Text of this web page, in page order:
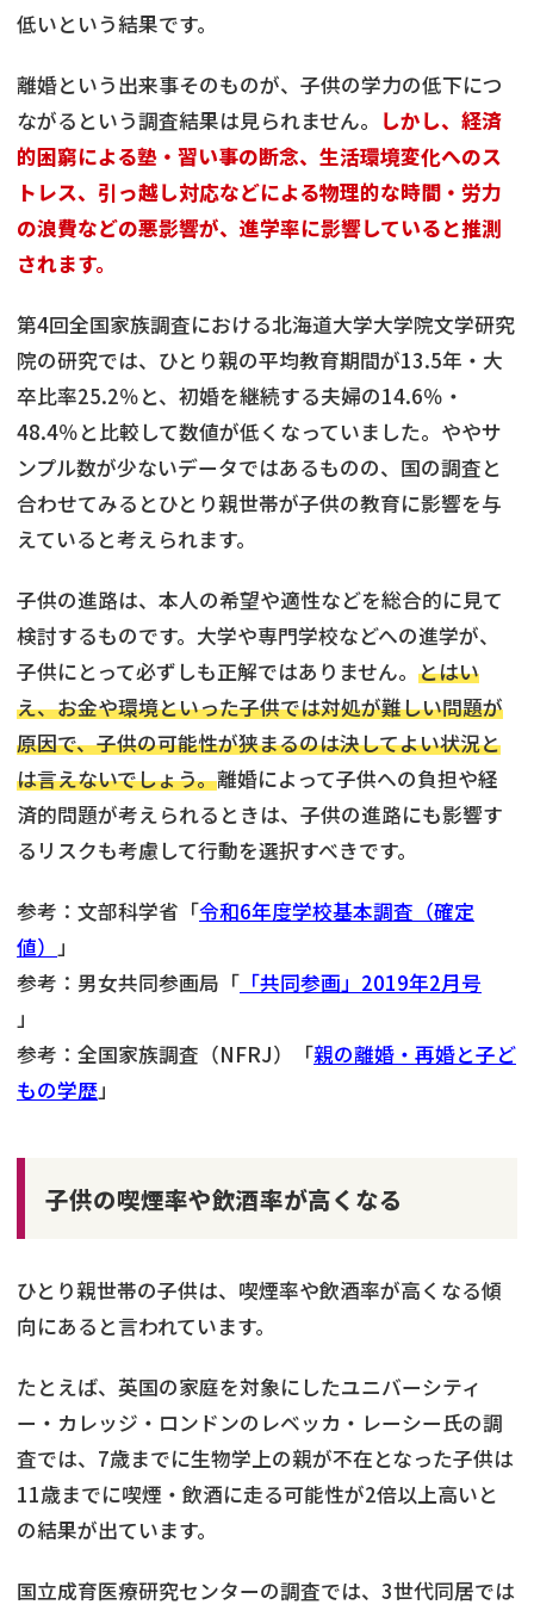
低いという結果です。
離婚という出来事そのものが、子供の学力の低下につ
ながるという調査結果は見られません。 しかし、経済
的困窮による塾・習い事の断念、生活環境変化へのス
トレス、引っ越し対応などによる物理的な時間・労力
の浪費などの悪影響が、進学率に影響していると推測
されます。
第4回全国家族調査における北海道大学大学院文学研究
院の研究では、ひとり親の平均教育期間が13.5年・大
卒比率25.2％と、初婚を継続する夫婦の14.6％・
48.4％と比較して数値が低くなっていました。ややサ
ンプル数が少ないデータではあるものの、国の調査と
合わせてみるとひとり親世帯が子供の教育に影響を与
えていると考えられます。
子供の進路は、本人の希望や適性などを総合的に見て
検討するものです。大学や専門学校などへの進学が、
子供にとって必ずしも正解ではありません。 とはい
え、お金や環境といった子供では対処が難しい問題が
原因で、子供の可能性が狭まるのは決してよい状況と
は言えないでしょう。離婚によって子供への負担や経
済的問題が考えられるときは、子供の進路にも影響す
るリスクも考慮して行動を選択すべきです。
参考：文部科学省「令和6年度学校基本調査（確定
値） 」
参考：男女共同参画局「 「共同参画」2019年2月号
」
参考：全国家族調査（NFRJ）「親の離婚・再婚と子ど
もの学歴」
子供の喫煙率や飲酒率が高くなる
ひとり親世帯の子供は、喫煙率や飲酒率が高くなる傾
向にあると言われています。
たとえば、英国の家庭を対象にしたユニバーシティ
ー・カレッジ・ロンドンのレベッカ・レーシー氏の調
査では、7歳までに生物学上の親が不在となった子供は
11歳までに喫煙・飲酒に走る可能性が2倍以上高いと
の結果が出ています。
国立成育医療研究センターの調査では、3世代同居では